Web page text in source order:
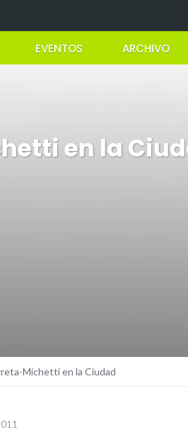
EVENTOS ARCHIVO
en la
Michetti en la Ciudad